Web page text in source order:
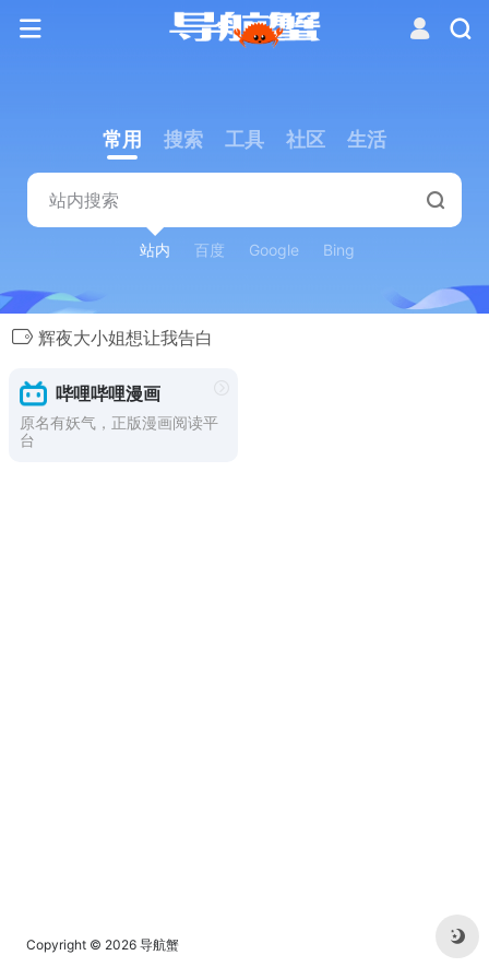
常用 搜索 工具 社区 生活
站内 百度 Google Bing
辉夜大小姐想让我告白
哔哩哔哩漫画
原名有妖气，正版漫画阅读平
台
Copyright © 2026 导航蟹